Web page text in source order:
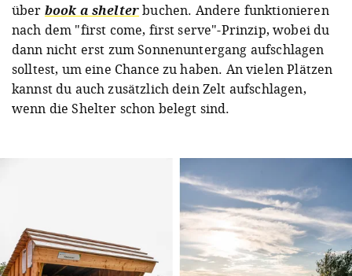
über book a shelterbuchen. Andere funktionieren
nach dem "first come, first serve"-Prinzip, wobei du
dann nicht erst zum Sonnenuntergang aufschlagen
solltest, um eine Chance zu haben. An vielen Plätzen
kannst du auch zusätzlich dein Zelt aufschlagen,
wenn die Shelter schon belegt sind.